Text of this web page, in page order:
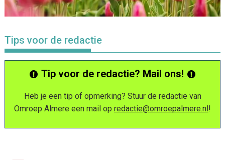
Tips voor de redactie
Tip voor de redactie? Mail ons!
Heb je een tip of opmerking? Stuur de redactie van
Omroep Almere een mail op redactie@omroepalmere.nl!